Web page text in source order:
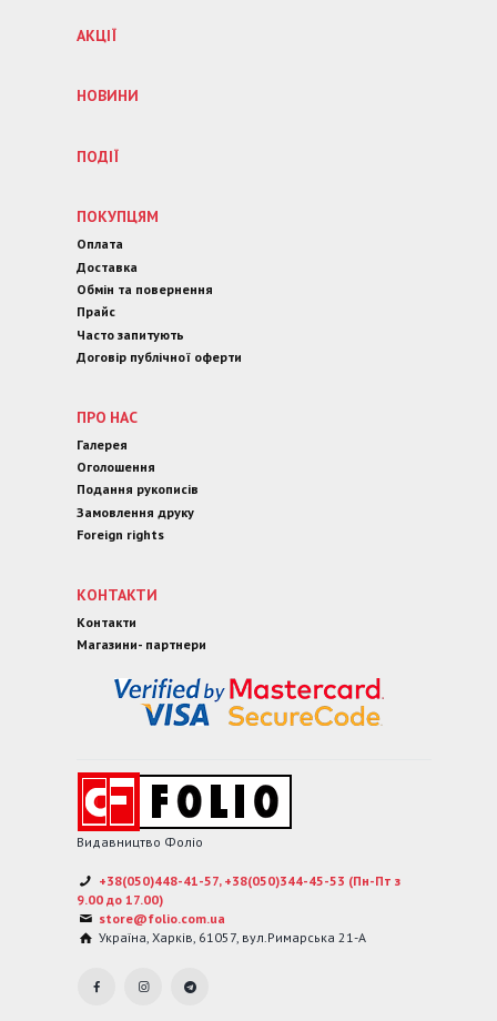
АКЦІЇ
НОВИНИ
ПОДІЇ
ПОКУПЦЯМ
Оплата
Доставка
Обмін та повернення
Прайс
Часто запитують
Договір публічної оферти
ПРО НАС
Галерея
Оголошення
Подання рукописів
Замовлення друку
Foreign rights
КОНТАКТИ
Контакти
Магазини- партнери
Видавництво Фоліо
+38(050)448-41-57, +38(050)344-45-53 (Пн-Пт з
9.00 до 17.00)
store@folio.com.ua
Україна, Харків, 61057, вул.Римарська 21-А